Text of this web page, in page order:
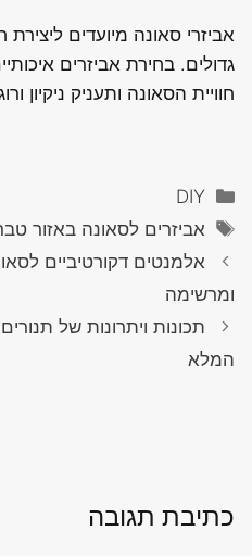
אביזרי סאונה מיועדים
גדולים. בחירת אביזרים
חוויית הסאונה ותעניק ניקיון
קטגוריות
DIY
תגיות
אביזרים לסאונה באזור
אלמנטים דקורטיביים
ומרשימה
תכונות ויתרונות של
המלא
כתיבת תגובה